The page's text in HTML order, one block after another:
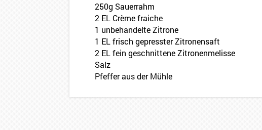
250g Sauerrahm
2 EL Crème fraiche
1 unbehandelte Zitrone
1 EL frisch gepresster Zitronensaft
2 EL fein geschnittene Zitronenmelisse
Salz
Pfeffer aus der Mühle